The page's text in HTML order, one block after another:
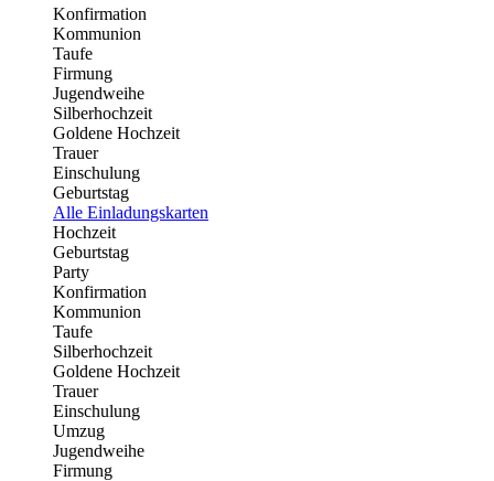
Konfirmation
Kommunion
Taufe
Firmung
Jugendweihe
Silberhochzeit
Goldene Hochzeit
Trauer
Einschulung
Geburtstag
Alle Einladungskarten
Hochzeit
Geburtstag
Party
Konfirmation
Kommunion
Taufe
Silberhochzeit
Goldene Hochzeit
Trauer
Einschulung
Umzug
Jugendweihe
Firmung